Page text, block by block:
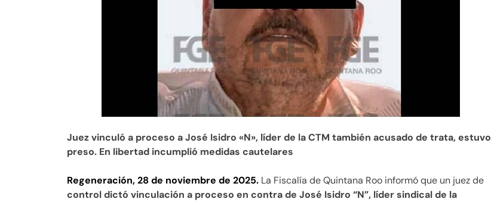
Juez vinculó a proceso a José Isidro «N», líder de la CTM también acusado de trata, estuvo
preso. En libertad incumplió medidas cautelares
Regeneración, 28 de noviembre de 2025. La Fiscalía de Quintana Roo informó que un juez de
control dictó vinculación a proceso en contra de José Isidro “N”, líder sindical de la